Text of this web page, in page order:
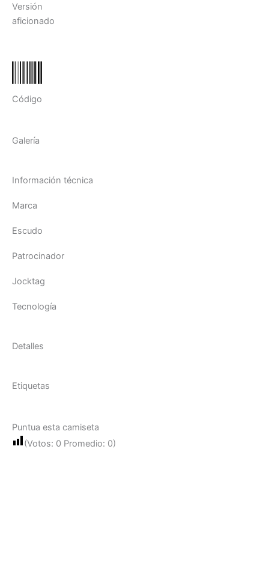
Versión
aficionado
Código
Galería
Información técnica
Marca
Escudo
Patrocinador
Jocktag
Tecnología
Detalles
Etiquetas
Puntua esta camiseta
(Votos: 0 Promedio: 0)